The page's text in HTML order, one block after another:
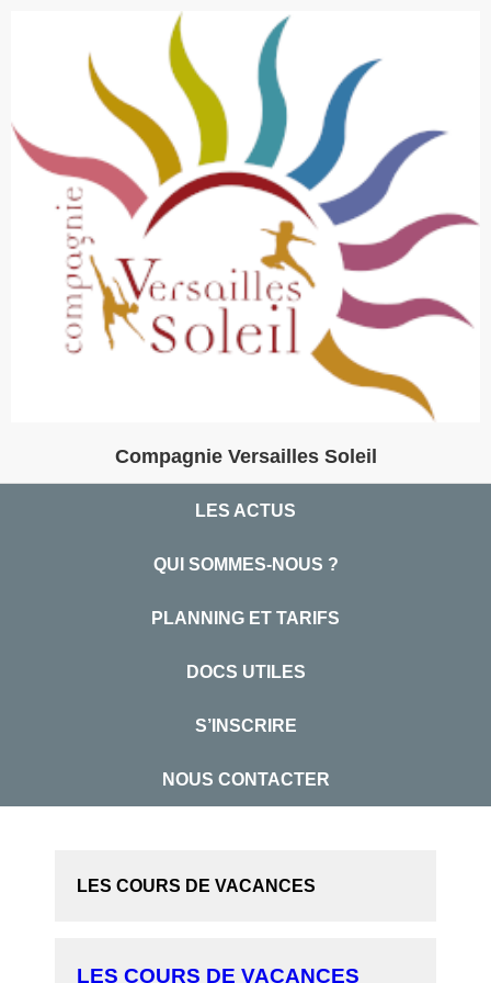
Compagnie Versailles Soleil
LES ACTUS
QUI SOMMES-NOUS ?
PLANNING ET TARIFS
DOCS UTILES
S’INSCRIRE
NOUS CONTACTER
LES COURS DE VACANCES
LES COURS DE VACANCES